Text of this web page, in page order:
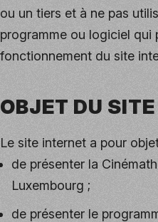
ou un tiers et à ne pas
programme ou logiciel qui
fonctionnement du site
OBJET DU
Le site internet a pour
de présenter la
Luxembourg ;
de présenter le